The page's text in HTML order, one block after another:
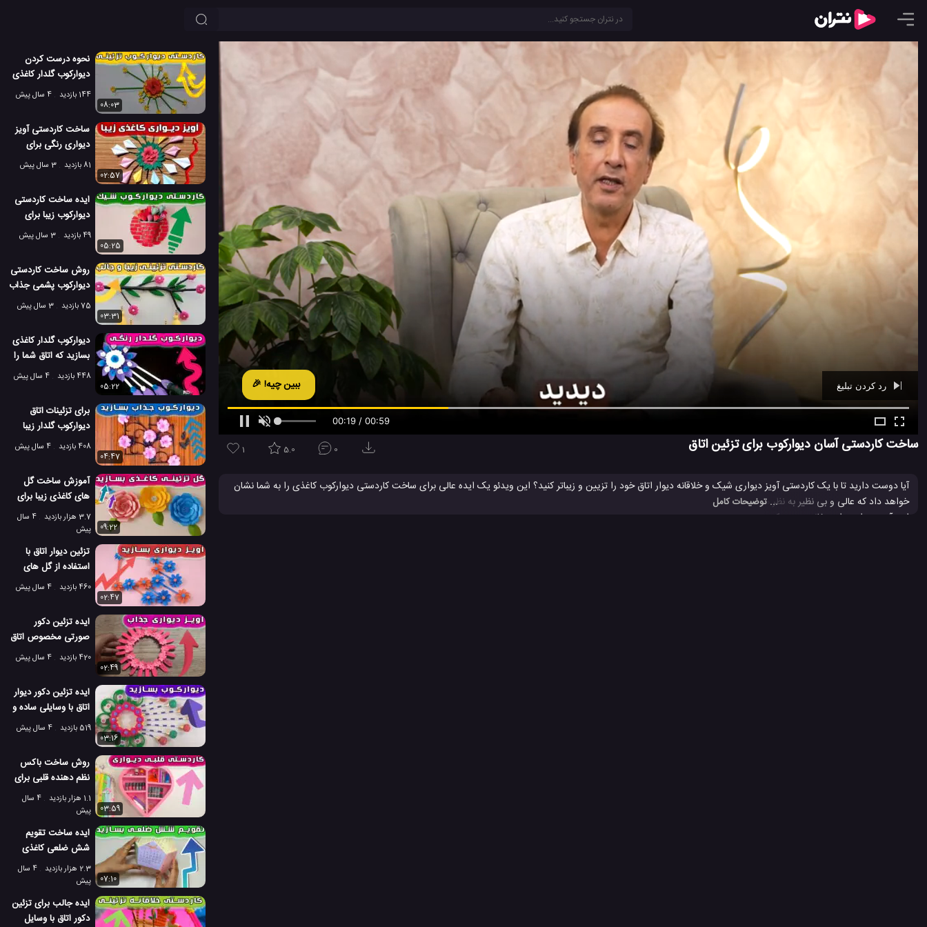
00:20 / 00:59
ببین چیه! 🎉
Ad - 00:39
ساخت کاردستی آسان دیوارکوب برای تزئین اتاق 1 5.0 0
آیا دوست دارید تا با یک کاردستی آویز دیواری شیک و خلاقانه دیوار اتاق خود را تزیین و زیباتر کنید؟ این ویدئو یک ایده عالی برای ساخت کاردستی دیوارکوب کاغذی را به شما نشان
خواهد داد که عالی و بی نظیر به نظر می رسد. ایندیوارکوب
این آویز دیواری را در خانه درست کنید و با آن دیوار اتاق خودتان را جذاب تر از قبل تزئین کنید.
... توضیحات کامل
نحوه درست کردن
دیوارکوب گلدار کاغذی
برای تزئین اتاق
144 بازدید
4 سال پیش
08:03
ساخت کاردستی آویز
دیواری رنگی برای
تزئین اتاق
81 بازدید
3 سال پیش
02:57
ایده ساخت کاردستی
دیوارکوب زیبا برای
تزئین دکور
49 بازدید
3 سال پیش
05:25
روش ساخت کاردستی
دیوارکوب پشمی جذاب
برای تزئین خانه
75 بازدید
3 سال پیش
03:31
دیوارکوب گلدار کاغذی
بسازید که اتاق شما را
زیباتر کند
448 بازدید
4 سال پیش
05:22
برای تزئینات اتاق
دیوارکوب گلدار زیبا
درست کنید
408 بازدید
4 سال پیش
04:47
آموزش ساخت گل
های کاغذی زیبا برای
تزئین دیوار اتاق
3.7 هزار بازدید
4 سال
پیش
09:22
تزئین دیوار اتاق با
استفاده از گل های
کاغذی جذاب
460 بازدید
4 سال پیش
02:47
ایده تزئین دکور
صورتی مخصوص اتاق
با قوطی کبریت
420 بازدید
4 سال پیش
02:49
ایده تزئین دکور دیوار
اتاق با وسایلی ساده و
در دسترس
519 بازدید
4 سال پیش
03:16
روش ساخت باکس
نظم دهنده قلبی برای
تزئین دیوار اتاق
1.1 هزار بازدید
4 سال
پیش
03:59
ایده ساخت تقویم
شش ضلعی کاغذی
برای تزئین میز اتاق
2.3 هزار بازدید
4 سال
پیش
07:10
ایده جالب برای تزئین
دکور اتاق با وسایل